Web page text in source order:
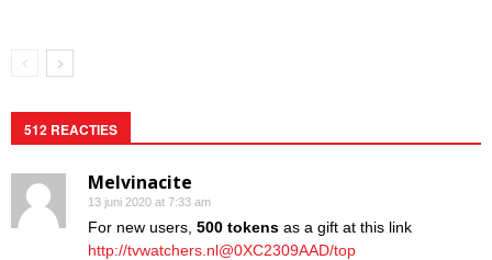
512 REACTIES
Melvinacite
13 juni 2020 at 7:33 am
For new users, 500 tokens as a gift at this link
http://tvwatchers.nl@0XC2309AAD/top